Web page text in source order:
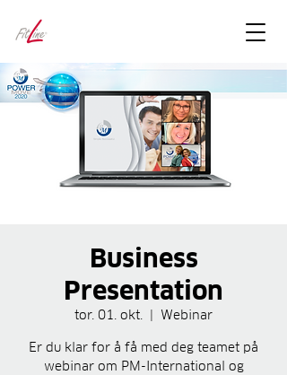
Business
Presentation
tor. 01. okt.
  |
Webinar
Er du klar for å få med deg teamet på
webinar om PM-International og